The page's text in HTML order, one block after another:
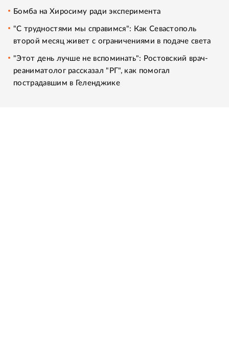
Бомба на Хиросиму ради эксперимента
"С трудностями мы справимся": Как Севастополь
второй месяц живет с ограничениями в подаче света
"Этот день лучше не вспоминать": Ростовский врач-
реаниматолог рассказал "РГ", как помогал
пострадавшим в Геленджике